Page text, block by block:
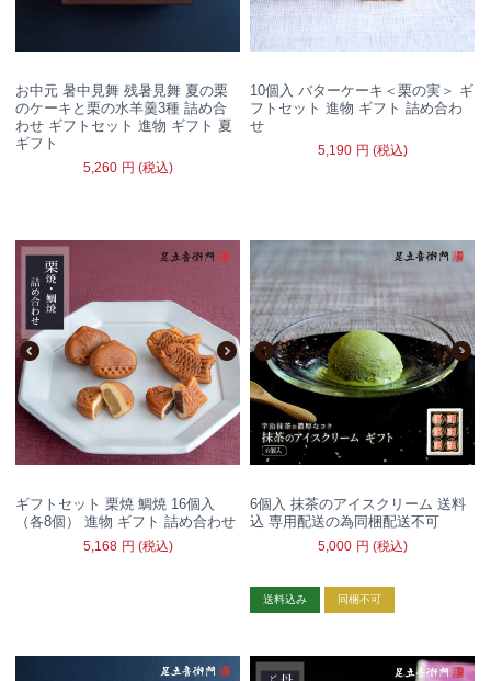
お中元 暑中見舞 残暑見舞 夏の栗
のケーキと栗の水羊羹3種 詰め合
わせ ギフトセット 進物 ギフト 夏
ギフト
5,260 円 (税込)
10個入 バターケーキ＜栗の実＞ ギ
フトセット 進物 ギフト 詰め合わ
せ
5,190 円 (税込)
ギフトセット 栗焼 鯛焼 16個入
（各8個） 進物 ギフト 詰め合わせ
5,168 円 (税込)
6個入 抹茶のアイスクリーム 送料
込 専用配送の為同梱配送不可
5,000 円 (税込)
送料込み 同梱不可